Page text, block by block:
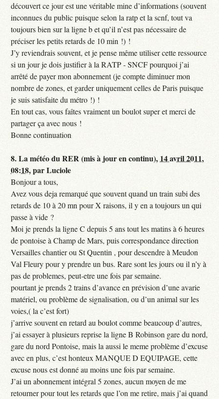
découvert ce jour est une véritable mine d’informations (souvent
inconnues du public puisque selon la ratp et la scnf, tout va
toujours bien sur la ligne b et qu’il n’est pas nécessaire de
préciser les petits retards de 10 min !) !
J’y reviendrais souvent, et je pense même utiliser cette ressource
si un jour je dois justifier à la RATP - SNCF pourquoi j’ai
arrêté de payer mon abonnement (je compte diminuer mon
nombre de zones, et garder uniquement celles de Paris puisque
je suis satisfaite du métro !) !
En tout cas, vous faîtes vraiment un boulot super et merci de
partager ça avec nous !
Bonne continuation
8.La météo du RER (mis à jour en continu), 14 avril 2011,
08:18,parLuciole
Bonjour a tous,
Avez vous deja remarqué que souvent quand un train subi des
retards de 10 à 20 mn pour X raisons, il y en a toujours un qui
passe à vide ?
Moi je prends la ligne C depuis 5 ans tout les matins à 6 heures
de pontoise à Champ de Mars, puis correspondance direction
Versailles chantier ou St Quentin , pour descendre à Meudon
Val Fleury pour y prendre un bus. Rare sont les jours ou il n’y à
pas de problemes, peut-etre une fois par semaine.
pourtant je prends 2 trains d’avance en prévision d’une avarie
matériel, ou problème de signalisation, ou d’un animal sur les
voies,( la c’est fort)
j’arrive souvent en retard au boulot comme beaucoup d’autres,
j’ai essayer à plusieurs reprise la ligne B Robinson gare du nord,
gare du nord Pontoise, mais la aussi le meme problème d’excuse
avec en plus, c’est honteux MANQUE D EQUIPAGE, cette
excuse nous est donné au moins une fois par semaine.
J’ai un abonnement intégral 5 zones, aucun moyen de me
retourner pour tout les retards que l’on me retire, mais j’ai quand